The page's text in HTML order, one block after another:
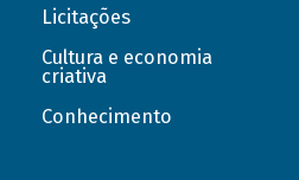
Licitações
Cultura e economia
criativa
Conhecimento